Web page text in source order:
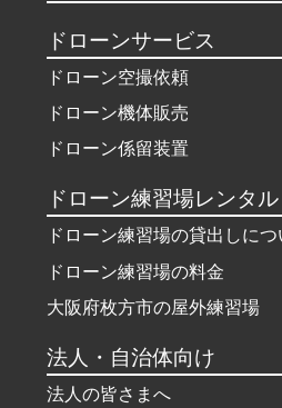
ドローンサービス
ドローン空撮依頼
ドローン機体販売
ドローン係留装置
ドローン練習場レンタル
ドローン練習場の貸出しにつ
ドローン練習場の料金
大阪府枚方市の屋外練習場
法人・自治体向け
法人の皆さまへ